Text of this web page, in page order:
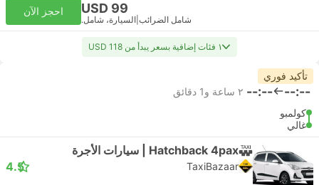
USD 99
شامل الضرائب السيارة، شامل.
احجز الآن
١ فئات إضافية بسعر يبدأ من USD 118
تأكيد فوري
--:--
--:-- ٢ ساعة و‫1 دقائق
كولمبو
غالي
Hatchback 4pax | سيارات الأجرة
TaxiBazaar
4.5